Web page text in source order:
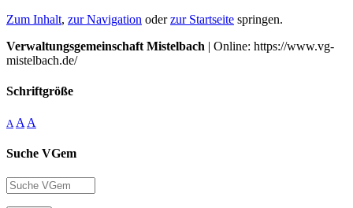
Zum Inhalt, zur Navigation oderzur Startseite springen.
Verwaltungsgemeinschaft Mistelbach | Online: https://www.vg-
mistelbach.de/
Schriftgröße
A A A
Suche VGem